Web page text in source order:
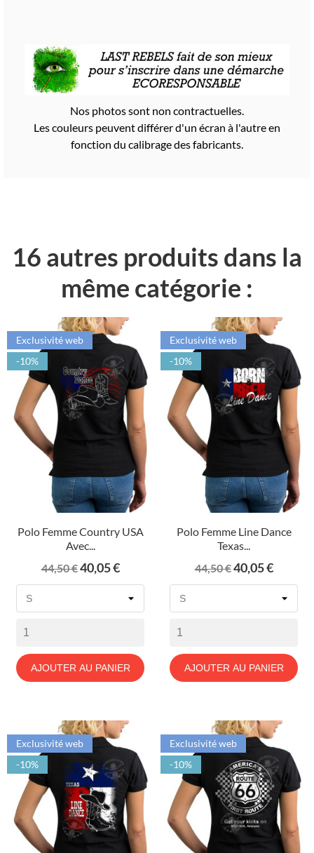
Nos photos sont non contractuelles.
Les couleurs peuvent différer d'un écran à l'autre en
fonction du calibrage des fabricants.
16 autres produits dans la
même catégorie :
Polo Femme Country USA
Avec...
Prix
de
44,50 €Prix
40,05 €
AJOUTER AU PANIER
Exclusivité web
-10%
Polo Femme Line Dance
Texas...
Prix
de
44,50 €Prix
40,05 €
AJOUTER AU PANIER
Exclusivité web
-10%
Exclusivité web
-10%
Exclusivité web
-10%